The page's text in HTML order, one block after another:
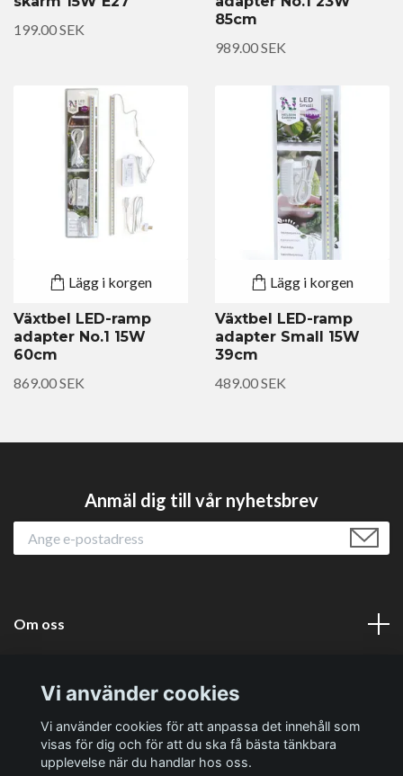
199.00 SEK
85cm
989.00 SEK
Lägg i korgen
Växtbel LED-ramp
adapter No.1 15W
60cm
869.00 SEK
Lägg i korgen
Växtbel LED-ramp
adapter Small 15W
39cm
489.00 SEK
Anmäl dig till vår nyhetsbrev
Om oss
Sociala medier
Vi använder cookies
Vi använder cookies för att anpassa det innehåll som
visas för dig och för att du ska få bästa tänkbara
upplevelse när du handlar hos oss.